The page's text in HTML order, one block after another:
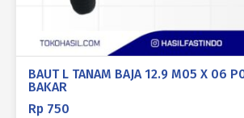
BAUT L TANAM BAJA 12.9 M05 X 06
BAKAR
Rp 750